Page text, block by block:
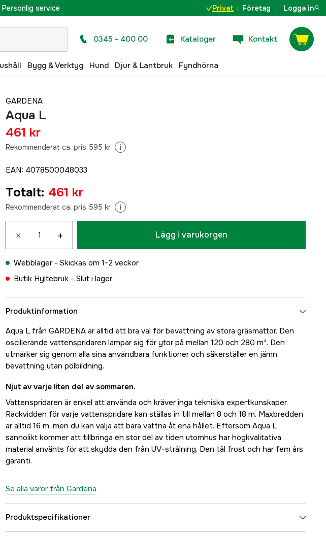
Personlig service Privat Företag Logga in
0345 - 400 00 Kataloger Kontakt
Bygg & Verktyg Hund Djur & Lantbruk Fyndhörna
GARDENA
Aqua L
461 kr
Rekommenderat ca. pris 595 kr i
EAN: 4078500048033
Totalt: 461 kr
Rekommenderat ca. pris 595 kr i
× + Lägg i varukorgen
Webblager - Skickas om 1-2 veckor
Butik Hyltebruk - Slut i lager
Produktinformation
Aqua L från GARDENA är alltid ett bra val för bevattning av stora gräsmattor. Den
oscillerande vattenspridaren lämpar sig för ytor på mellan 120 och 280 m². Den
utmärker sig genom alla sina användbara funktioner och säkerställer en jämn
bevattning utan pölbildning.
Njut av varje liten del av sommaren.
Vattenspridaren är enkel att använda och kräver inga tekniska expertkunskaper.
Räckvidden för varje vattenspridare kan ställas in till mellan 8 och 18 m. Maxbredden
är alltid 16 m, men du kan välja att bara vattna åt ena hållet. Eftersom Aqua L
sannolikt kommer att tillbringa en stor del av tiden utomhus har högkvalitativa
material använts för att skydda den från UV-strålning. Den tål frost och har fem års
garanti.
Se alla varor från Gardena
Produktspecifikationer